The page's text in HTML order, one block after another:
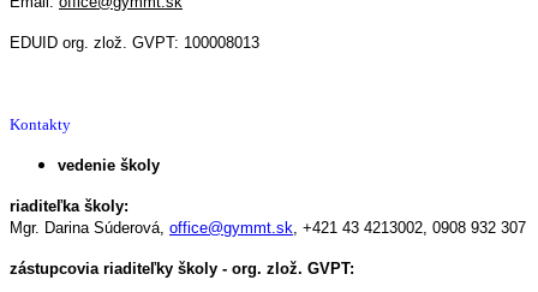
EDUID org. zlož. GVPT: 100008013
Kontakty
vedenie školy
riaditeľka školy:
Mgr. Darina Súderová, office@gymmt.sk +421 43 4213002, 0908 932 307
zástupcovia riaditeľky školy - org. zlož. GVPT: